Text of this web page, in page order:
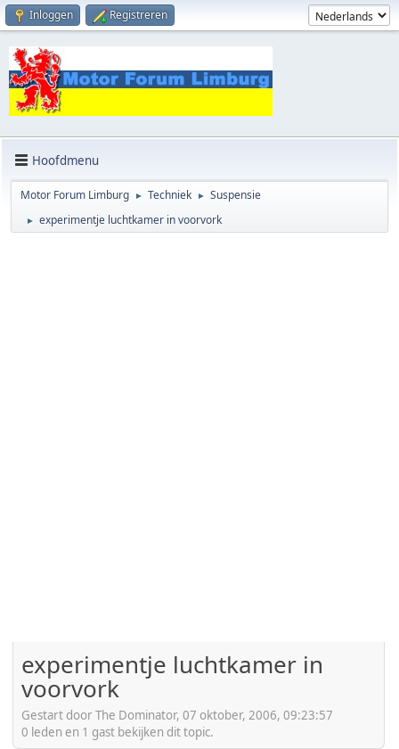
Inloggen Registreren
Hoofdmenu
Motor Forum Limburg ► Techniek ► Suspensie
► experimentje luchtkamer in voorvork
experimentje luchtkamer in
voorvork
Gestart door The Dominator, 07 oktober, 2006, 09:23:57
0 leden en 1 gast bekijken dit topic.